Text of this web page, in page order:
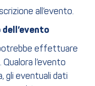
all’evento.
effettuare
l’evento
gli eventuali dati